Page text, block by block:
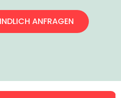
ANFRAGEN